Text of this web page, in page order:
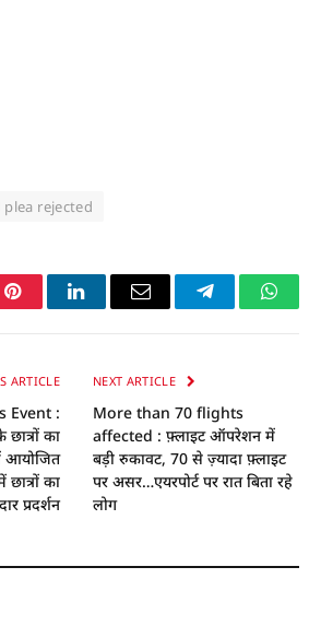
rejected
PinterestLinkedInEmail Telegram
ARTICLE
Event :
का
आयोजित
छात्रों का
प्रदर्शन
NEXT ARTICLE
More than 70 flights
affected : फ़्लाइट ऑपरेशन में
बड़ी रुकावट, 70 से ज़्यादा फ़्लाइट
पर असर…एयरपोर्ट पर रात बिता रहे
लोग